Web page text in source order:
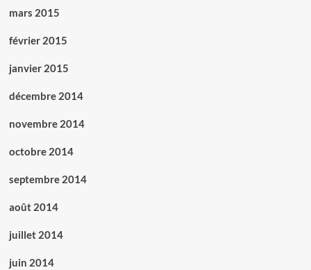
mars 2015
février 2015
janvier 2015
décembre 2014
novembre 2014
octobre 2014
septembre 2014
août 2014
juillet 2014
juin 2014